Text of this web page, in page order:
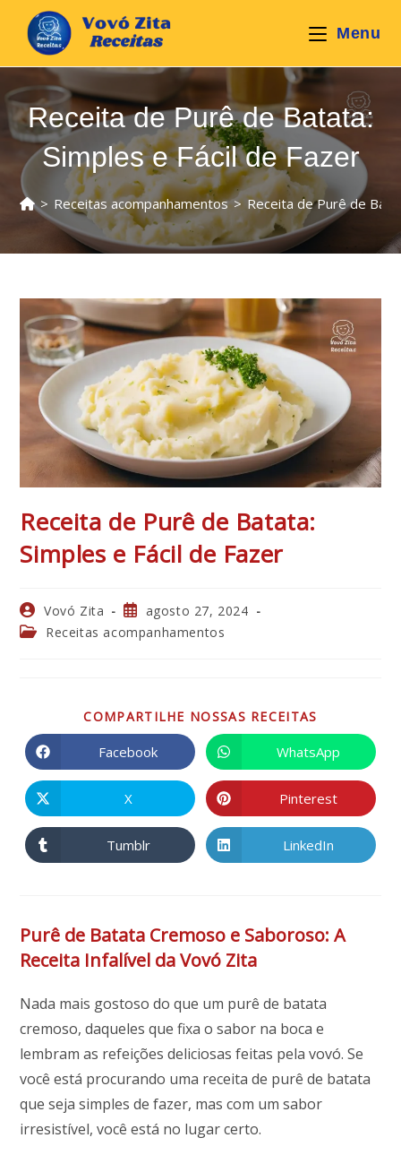
conteúdo
Menu
Receita de Purê de Batata:
Simples e Fácil de Fazer
> Receitas acompanhamentos > Receita de Purê de
Receita de Purê de Batata:
Simples e Fácil de Fazer
Autor
do
post:
Vovó Zita
Post
publicado:
agosto 27, 2024
Categoria
Receitas acompanhamentos
COMPARTILHE NOSSAS RECEITAS
CONTEÚDO
Abre
em
uma
nova
janela
Facebook Abre
em
uma
nova
janela
WhatsApp
Abre
em
uma
nova
janela
X Abre
em
uma
nova
janela
Pinterest
Abre
em
Tumblr Abre
em
LinkedIn
Purê de Batata Cremoso e Saboroso: A
Receita Infalível da Vovó Zita
Nada mais gostoso do que um purê de batata
cremoso, daqueles que fixa o sabor na boca e
lembram as refeições deliciosas feitas pela vovó. Se
você está procurando uma receita de purê de batata
que seja simples de fazer, mas com um sabor
irresistível, você está no lugar certo.